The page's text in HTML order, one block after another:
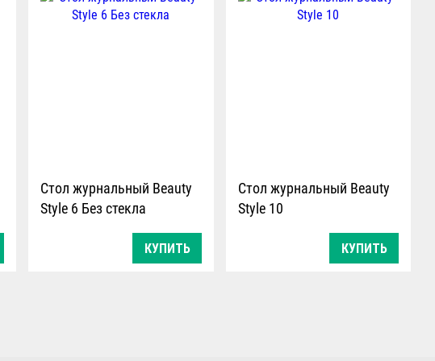
Стол журнальный Beauty
Style 6 Без стекла
КУПИТЬ
Стол журнальный Beauty
Style 10
КУПИТЬ